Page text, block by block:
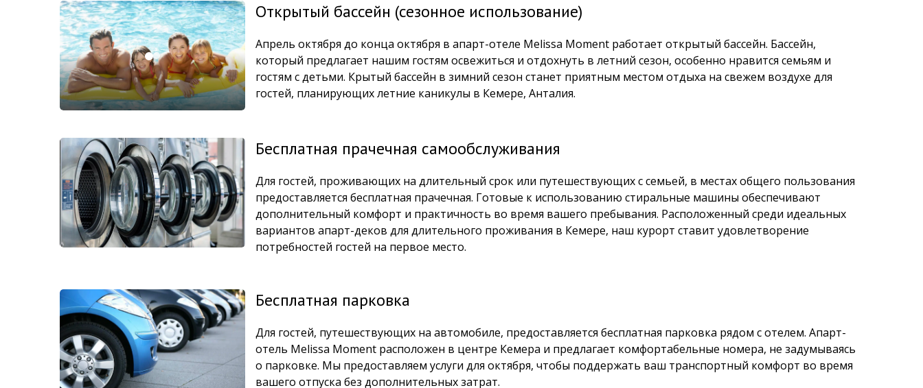
Открытый бассейн (сезонное использование)
Апрель октября до конца октября в апарт-отеле Melissa Moment работает открытый бассейн. Бассейн,
который предлагает нашим гостям освежиться и отдохнуть в летний сезон, особенно нравится семьям и
гостям с детьми. Крытый бассейн в зимний сезон станет приятным местом отдыха на свежем воздухе для
гостей, планирующих летние каникулы в Кемере, Анталия.
Бесплатная прачечная самообслуживания
Для гостей, проживающих на длительный срок или путешествующих с семьей, в местах общего пользования
предоставляется бесплатная прачечная. Готовые к использованию стиральные машины обеспечивают
дополнительный комфорт и практичность во время вашего пребывания. Расположенный среди идеальных
вариантов апарт-деков для длительного проживания в Кемере, наш курорт ставит удовлетворение
потребностей гостей на первое место.
Бесплатная парковка
Для гостей, путешествующих на автомобиле, предоставляется бесплатная парковка рядом с отелем. Апарт-
отель Melissa Moment расположен в центре Кемера и предлагает комфортабельные номера, не задумываясь
о парковке. Мы предоставляем услуги для октября, чтобы поддержать ваш транспортный комфорт во время
вашего отпуска без дополнительных затрат.